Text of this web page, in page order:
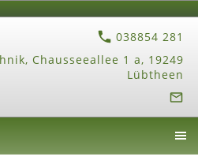
038854 281
Chausseeallee 1 a, 19249
Lübtheen